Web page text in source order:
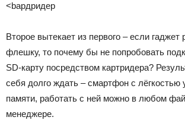
<bардридер
Второе вытекает из первого – если гаджет
флешку, то почему бы не попробовать
SD-карту посредством картридера?
себя долго ждать – смартфон с лёгкостью
памяти, работать с ней можно в любом
менеджере.